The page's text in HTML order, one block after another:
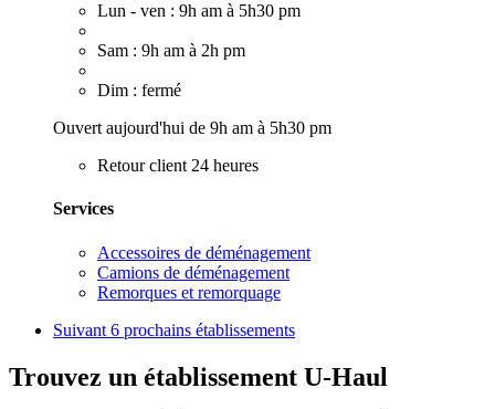
Lun - ven : 9h am à 5h30 pm
Sam : 9h am à 2h pm
Dim : fermé
Ouvert aujourd'hui de 9h am à 5h30 pm
Retour client 24 heures
Services
Accessoires de déménagement
Camions de déménagement
Remorques et remorquage
Suivant 6 prochains établissements
Trouvez un établissement U-Haul